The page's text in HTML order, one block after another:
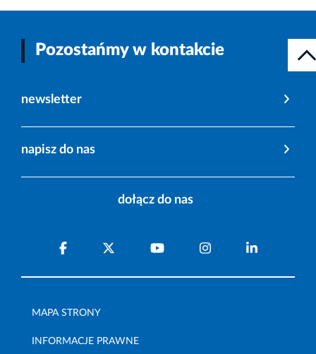
Pozostańmy w kontakcie
newsletter
napisz do nas
dołącz do nas
MAPA STRONY
INFORMACJE PRAWNE